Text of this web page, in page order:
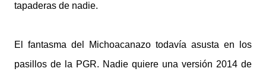
tapaderas de nadie.
El fantasma del Michoacanazo todavía asusta en los
pasillos de la PGR. Nadie quiere una versión 2014 de